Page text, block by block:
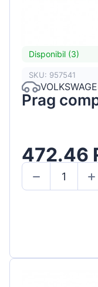
Disponibil (3)
SKU: 957541
Prag
472.46